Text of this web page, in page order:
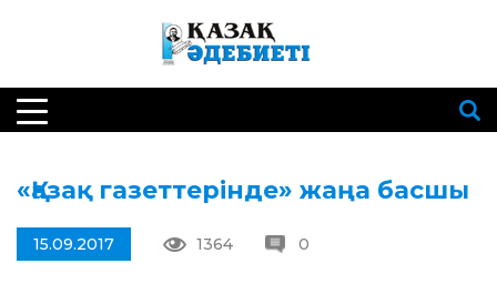
«Қазақ газеттерінде» жаңа басшы
15.09.2017 1364 0